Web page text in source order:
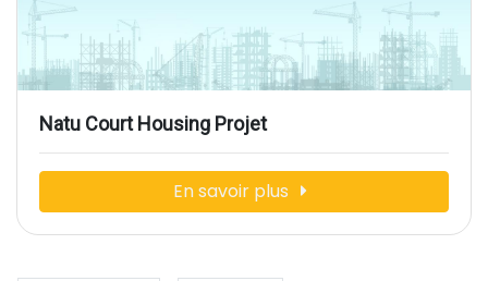
Natu Court Housing Projet
En savoir plus